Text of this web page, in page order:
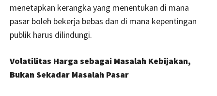
menetapkan kerangka yang menentukan di mana
pasar boleh bekerja bebas dan di mana kepentingan
publik harus dilindungi.
Volatilitas Harga sebagai Masalah Kebijakan,
Bukan Sekadar Masalah Pasar